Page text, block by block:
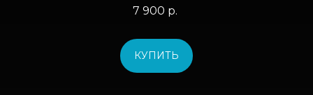
7 900 р.
КУПИТЬ